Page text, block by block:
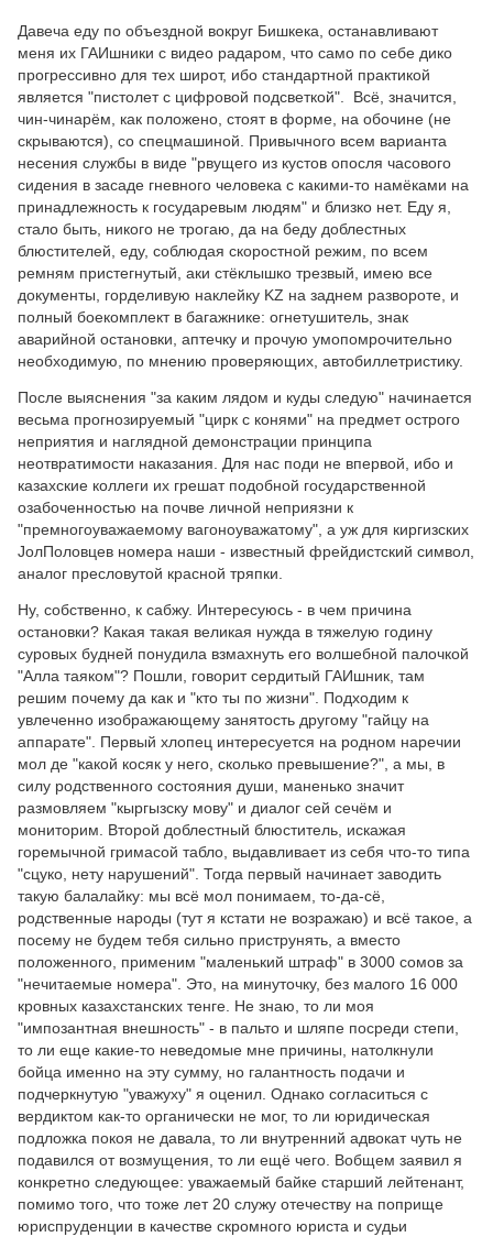
Давеча еду по объездной вокруг Бишкека, останавливают
меня их ГАИшники с видео радаром, что само по себе дико
прогрессивно для тех широт, ибо стандартной практикой
является "пистолет с цифровой подсветкой".
Всё, значится,
чин-чинарём, как положено, стоят в форме, на обочине (не
скрываются), со спецмашиной. Привычного всем варианта
несения службы в виде "рвущего из кустов опосля часового
сидения в засаде гневного человека с какими-то намёками на
принадлежность к государевым людям" и близко нет. Еду я,
стало быть, никого не трогаю, да на беду доблестных
блюстителей, еду, соблюдая скоростной режим, по всем
ремням пристегнутый, аки стёклышко трезвый, имею все
документы, горделивую наклейку KZ на заднем развороте, и
полный боекомплект в багажнике: огнетушитель, знак
аварийной остановки, аптечку и прочую умопомрочительно
необходимую, по мнению проверяющих, автобиллетристику.
После выяснения "за каким лядом и куды следую" начинается
весьма прогнозируемый "цирк с конями" на предмет острого
неприятия и наглядной демонстрации принципа
неотвратимости наказания. Для нас поди не впервой, ибо и
казахские коллеги их грешат подобной государственной
озабоченностью на почве личной неприязни к
"премногоуважаемому вагоноуважатому", а уж для киргизских
JолПоловцев номера наши - известный фрейдистский символ,
аналог пресловутой красной тряпки.
Ну, собственно, к сабжу. Интересуюсь - в чем причина
остановки? Какая такая великая нужда в тяжелую годину
суровых будней понудила взмахнуть его волшебной палочкой
"Алла таяком"? Пошли, говорит сердитый ГАИшник, там
решим почему да как и "кто ты по жизни". Подходим к
увлеченно изображающему занятость другому "гайцу на
аппарате". Первый хлопец интересуется на родном наречии
мол де "какой косяк у него, сколько превышение?", а мы, в
силу родственного состояния души, маненько значит
размовляем "кыргызску мову" и диалог сей сечём и
мониторим. Второй доблестный блюститель, искажая
горемычной гримасой табло, выдавливает из себя что-то типа
"сцуко, нету нарушений". Тогда первый начинает заводить
такую балалайку: мы всё мол понимаем, то-да-сё,
родственные народы (тут я кстати не возражаю) и всё такое, а
посему не будем тебя сильно приструнять, а вместо
положенного, применим "маленький штраф" в 3000 сомов за
"нечитаемые номера". Это, на минуточку, без малого 16 000
кровных казахстанских тенге. Не знаю, то ли моя
"импозантная внешность" - в пальто и шляпе посреди степи,
то ли еще какие-то неведомые мне причины, натолкнули
бойца именно на эту сумму, но галантность подачи и
подчеркнутую "уважуху" я оценил. Однако согласиться с
вердиктом как-то органически не мог, то ли юридическая
подложка покоя не давала, то ли внутренний адвокат чуть не
подавился от возмущения, то ли ещё чего. Вобщем заявил я
конкретно следующее: уважаемый байке старший лейтенант,
помимо того, что тоже лет 20 служу отечеству на поприще
юриспруденции в качестве скромного юриста и судьи